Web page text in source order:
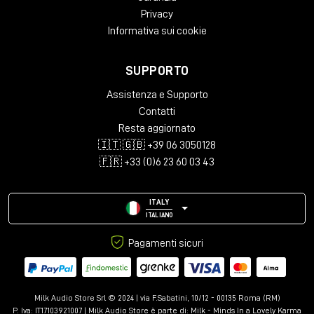
1-12 voices (depending on the
algorithm)
24
L, R TS/TRS 1/4-inch jacks / 6.35 mm
jacks
13 V peak-to-peak
TRS 1/4 inch jack / 6.35 mm jacks
6-64 ohm
CV-clock input voltage
3-15 V
Privacy
Informativa sui cookie
SUPPORTO
Assistenza e Supporto
Contatti
Resta aggiornato
🇮🇹 🇬🇧 +39 06 3050128
🇫🇷 +33 (0)6 23 60 03 43
ITALY
ITALIANO
Pagamenti sicuri
Milk Audio Store Srl © 2024 | via F.Sabatini, 10/12 - 00135 Roma (RM)
P. Iva: IT17103921007 | Milk Audio Store è parte di: Milk - Minds In a Lovely Karma